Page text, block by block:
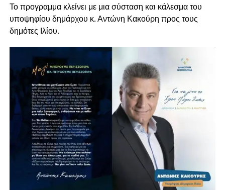
Το προγραμμα κλείνει με μια σύσταση και κάλεσμα του
υποψηφίου δημάρχου κ. Αντώνη Κακούρη προς τους
δημότες Ιλίου.